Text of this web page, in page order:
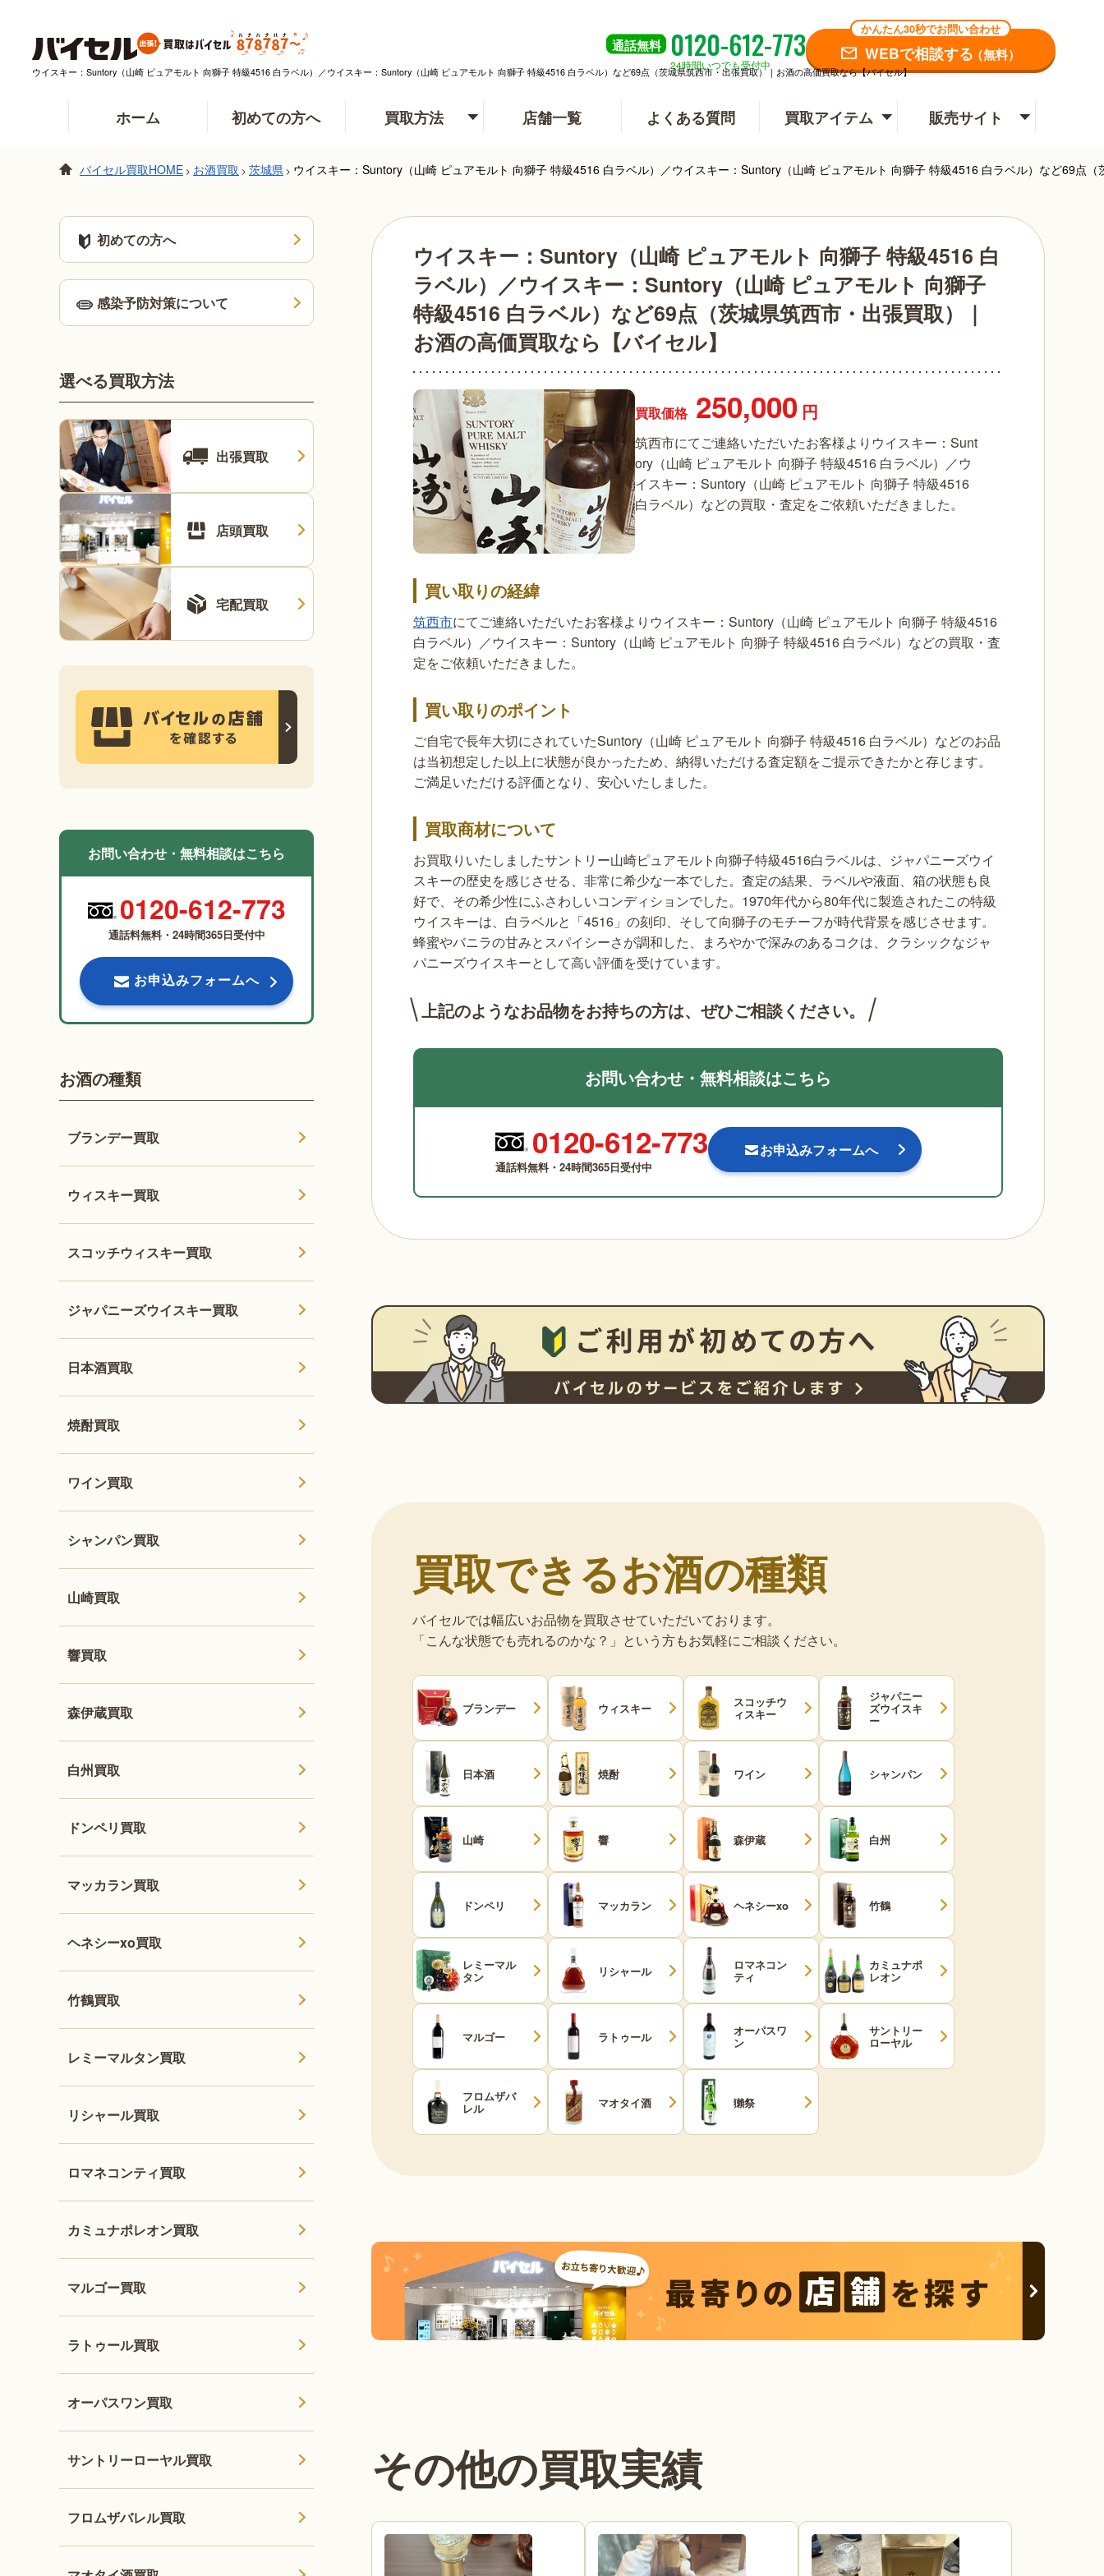
ウイスキー：Suntory（山崎 ピュアモルト 向獅子 特級4516 白ラベル）／ウイスキー：Suntory（山崎 ピュアモルト 向獅子 特級4516 白ラベル）など69点（茨城県筑西市・出張買取）｜お酒の高価買取なら【バイセル】
通話無料 0120-612-773
24時間いつでも受付中
かんたん30秒でお問い合わせ
WEBで相談する（無料）
ホーム 初めての方へ 買取方法 店舗一覧 よくある質問 買取アイテム 販売サイト
バイセル買取HOME > お酒買取 > 茨城県 > ウイスキー：Suntory（山崎 ピュアモルト 向獅子 特級4516 白ラベル）／ウイスキー：Suntory（山崎 ピュアモルト 向獅子 特級4516 白ラベル）など69点
ウイスキー：Suntory（山崎 ピュアモルト 向獅子 特級4516 白
ラベル）／ウイスキー：Suntory（山崎 ピュアモルト 向獅子
特級4516 白ラベル）など69点（茨城県筑西市・出張買取）｜
お酒の高価買取なら【バイセル】
買取価格 250,000 円
筑西市にてご連絡いただいたお客様よりウイスキー：Sunt
ory（山崎 ピュアモルト 向獅子 特級4516 白ラベル）／ウ
イスキー：Suntory（山崎 ピュアモルト 向獅子 特級4516
白ラベル）などの買取・査定をご依頼いただきました。
買い取りの経緯
筑西市にてご連絡いただいたお客様よりウイスキー：Suntory（山崎 ピュアモルト 向獅子 特級4516
白ラベル）／ウイスキー：Suntory（山崎 ピュアモルト 向獅子 特級4516 白ラベル）などの買取・査
定をご依頼いただきました。
買い取りのポイント
ご自宅で長年大切にされていたSuntory（山崎 ピュアモルト 向獅子 特級4516 白ラベル）などのお品
は当初想定した以上に状態が良かったため、納得いただける査定額をご提示できたかと存じます。
ご満足いただける評価となり、安心いたしました。
買取商材について
お買取りいたしましたサントリー山崎ピュアモルト向獅子特級4516白ラベルは、ジャパニーズウイ
スキーの歴史を感じさせる、非常に希少な一本でした。査定の結果、ラベルや液面、箱の状態も良
好で、その希少性にふさわしいコンディションでした。1970年代から80年代に製造されたこの特級
ウイスキーは、白ラベルと「4516」の刻印、そして向獅子のモチーフが時代背景を感じさせます。
蜂蜜やバニラの甘みとスパイシーさが調和した、まろやかで深みのあるコクは、クラシックなジャ
パニーズウイスキーとして高い評価を受けています。
上記のようなお品物をお持ちの方は、 ぜひご相談ください。
お問い合わせ・無料相談はこちら
0120-612-773
通話料無料・24時間365日受付中
お申込みフォームへ
買取できるお酒の種類
バイセルでは幅広いお品物を買取させていただいております。
「こんな状態でも売れるのかな？」という方もお気軽にご相談ください。
ブランデー ウィスキー スコッチウ
ィスキー
ジャパニー
ズウイスキ
ー
日本酒 焼酎 ワイン シャンパン
山崎 響 森伊蔵 白州
ドンペリ マッカラン ヘネシーxo 竹鶴
レミーマル
タン リシャール ロマネコン
ティ
カミュナポ
レオン
マルゴー ラトゥール オーパスワ
ン
サントリー
ローヤル
フロムザバ
レル マオタイ酒 獺祭
その他の買取実績
初めての方へ
感染予防対策について
選べる買取方法
出張買取
店頭買取
宅配買取
お問い合わせ・無料相談はこちら
0120-612-773
通話料無料・24時間365日受付中
お申込みフォームへ
お酒の種類
ブランデー買取
ウィスキー買取
スコッチウィスキー買取
ジャパニーズウイスキー買取
日本酒買取
焼酎買取
ワイン買取
シャンパン買取
山崎買取
響買取
森伊蔵買取
白州買取
ドンペリ買取
マッカラン買取
ヘネシーxo買取
竹鶴買取
レミーマルタン買取
リシャール買取
ロマネコンティ買取
カミュナポレオン買取
マルゴー買取
ラトゥール買取
オーパスワン買取
サントリーローヤル買取
フロムザバレル買取